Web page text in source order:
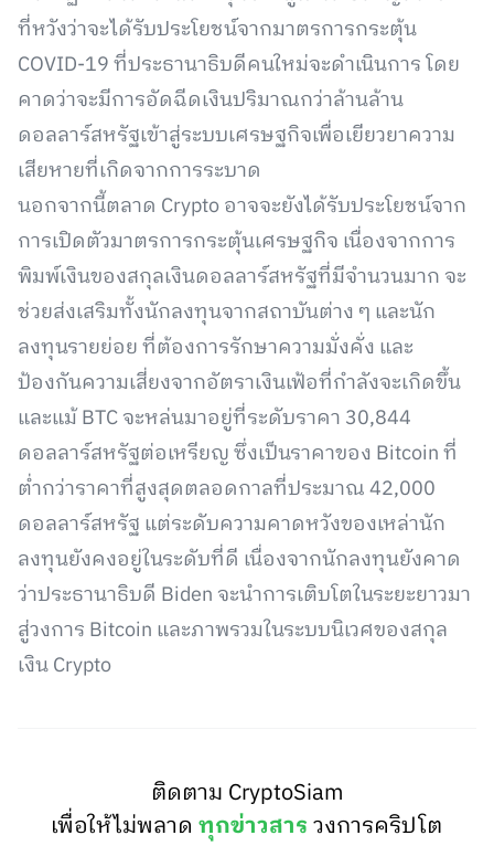
ที่หวังว่าจะได้รับประโยชน์จากมาตรการกระตุ้น
COVID-19 ที่ประธานาธิบดีคนใหม่จะดำเนินการ โดย
คาดว่าจะมีการอัดฉีดเงินปริมาณกว่าล้านล้าน
ดอลลาร์สหรัฐเข้าสู่ระบบเศรษฐกิจเพื่อเยียวยาความ
เสียหายที่เกิดจากการระบาด
นอกจากนี้ตลาด Crypto อาจจะยังได้รับประโยชน์จาก
การเปิดตัวมาตรการกระตุ้นเศรษฐกิจ เนื่องจากการ
พิมพ์เงินของสกุลเงินดอลลาร์สหรัฐที่มีจำนวนมาก จะ
ช่วยส่งเสริมทั้งนักลงทุนจากสถาบันต่าง ๆ และนัก
ลงทุนรายย่อย ที่ต้องการรักษาความมั่งคั่ง และ
ป้องกันความเสี่ยงจากอัตราเงินเฟ้อที่กำลังจะเกิดขึ้น
และแม้ BTC จะหล่นมาอยู่ที่ระดับราคา 30,844
ดอลลาร์สหรัฐต่อเหรียญ ซึ่งเป็นราคาของ Bitcoin ที่
ต่ำกว่าราคาที่สูงสุดตลอดกาลที่ประมาณ 42,000
ดอลลาร์สหรัฐ แต่ระดับความคาดหวังของเหล่านัก
ลงทุนยังคงอยู่ในระดับที่ดี เนื่องจากนักลงทุนยังคาด
ว่าประธานาธิบดี Biden จะนำการเติบโตในระยะยาวมา
สู่วงการ Bitcoin และภาพรวมในระบบนิเวศของสกุล
เงิน Crypto
ติดตาม CryptoSiam
เพื่อให้ไม่พลาดทุกข่าวสารวงการคริปโต